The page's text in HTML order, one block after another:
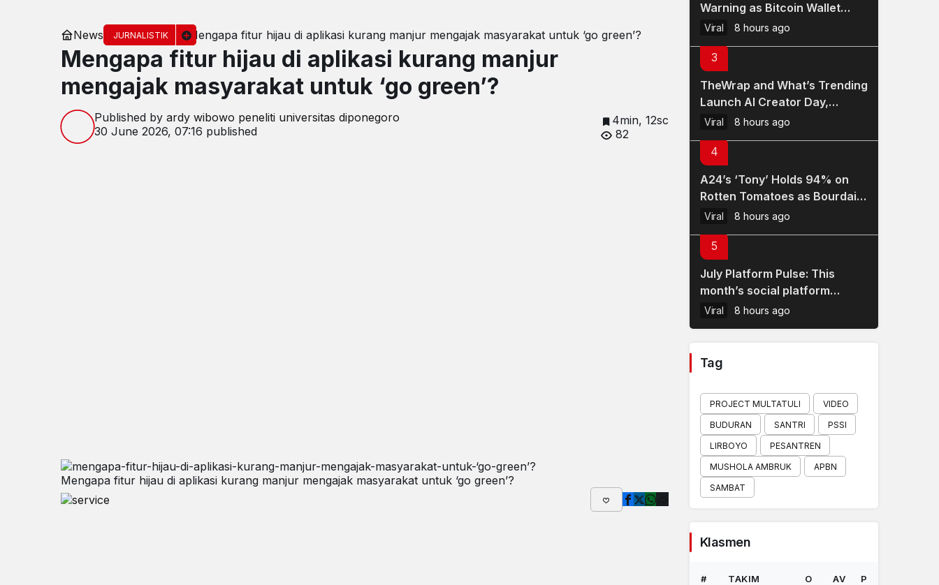
News JURNALISTIK Mengapa fitur hijau di aplikasi kurang manjur mengajak masyarakat untuk ‘go green’?
Mengapa fitur hijau di aplikasi kurang manjur
mengajak masyarakat untuk ‘go green’?
Published by ardy wibowo peneliti universitas diponegoro
30 June 2026, 07:16 published
4min, 12sc
82
Mengapa fitur hijau di aplikasi kurang manjur mengajak masyarakat untuk ‘go green’?
Warning as Bitcoin Wallet
Exploit Remains Active
Viral 8 hours ago
3
TheWrap and What’s Trending
Launch AI Creator Day,
Bringing Creators and AI
Kind of Summit
Viral 8 hours ago
4
A24’s ‘Tony’ Holds 94% on
Rotten Tomatoes as Bourdain
Biopic Hits Theaters
Viral 8 hours ago
5
July Platform Pulse: This
month’s social platform
updates and what they mean
Viral 8 hours ago
Tag
PROJECT MULTATULI
VIDEO
BUDURAN
SANTRI
PSSI
LIRBOYO
PESANTREN
MUSHOLA AMBRUK
APBN
SAMBAT
Klasmen
# TAKIM O AV P